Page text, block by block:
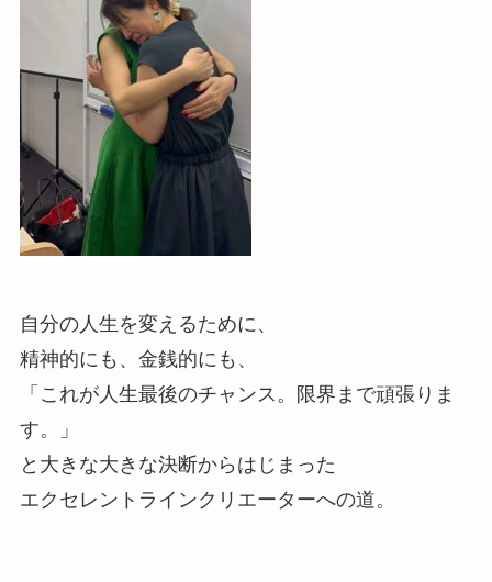
自分の人生を変えるために、
精神的にも、金銭的にも、
「これが人生最後のチャンス。限界まで頑張りま
す。」
と大きな大きな決断からはじまった
エクセレントラインクリエーターへの道。